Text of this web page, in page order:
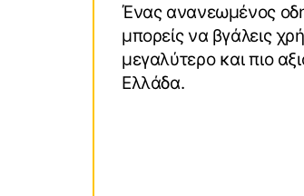
Ένας ανανεωμένος
μπορείς να βγάλεις
μεγαλύτερο και πιο
Ελλάδα.